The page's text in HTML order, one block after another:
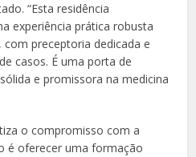
“Esta residência
experiência prática robusta
preceptoria dedicada e
casos. É uma porta de
e promissora na medicina
o compromisso com a
é oferecer uma formação